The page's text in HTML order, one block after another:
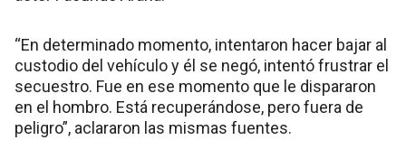
“En determinado momento, intentaron hacer bajar al
custodio del vehículo y él se negó, intentó frustrar el
secuestro. Fue en ese momento que le dispararon
en el hombro. Está recuperándose, pero fuera de
peligro”, aclararon las mismas fuentes.